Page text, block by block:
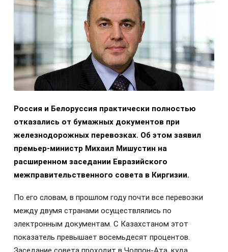
Россия и Белоруссия практически полностью
отказались от бумажных документов при
железнодорожных перевозках. Об этом заявил
премьер-министр Михаил Мишустин на
расширенном заседании Евразийского
межправительственного совета в Киргизии.
По его словам, в прошлом году почти все перевозки
между двумя странами осуществлялись по
электронным документам. С Казахстаном этот
показатель превышает восемьдесят процентов.